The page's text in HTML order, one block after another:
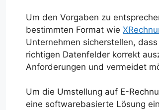
Um den Vorgaben zu
bestimmten Format wie
Unternehmen sicherstellen,
richtigen Datenfelder korrekt
Anforderungen und vermeidet
Um die Umstellung auf E-
eine softwarebasierte Lösung